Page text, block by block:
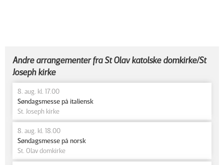
Andre arrangementer fra St Olav katolske domkirke/St
Joseph kirke
8. aug. kl. 17.00
Søndagsmesse på italiensk
St. Joseph kirke
8. aug. kl. 18.00
Søndagsmesse på norsk
St. Olav domkirke